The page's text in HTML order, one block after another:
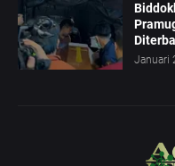
Januari